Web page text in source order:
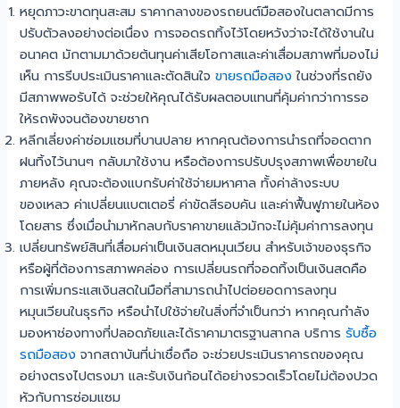
หยุดภาวะขาดทุนสะสม ราคากลางของรถยนต์มือสองในตลาดมีการ
ปรับตัวลงอย่างต่อเนื่อง การจอดรถทิ้งไว้โดยหวังว่าจะได้ใช้งานใน
อนาคต มักตามมาด้วยต้นทุนค่าเสียโอกาสและค่าเสื่อมสภาพที่มองไม่
เห็น การรีบประเมินราคาและตัดสินใจ ขายรถมือสองในช่วงที่รถยัง
มีสภาพพอรับได้ จะช่วยให้คุณได้รับผลตอบแทนที่คุ้มค่ากว่าการรอ
ให้รถพังจนต้องขายซาก
หลีกเลี่ยงค่าซ่อมแซมที่บานปลาย หากคุณต้องการนำรถที่จอดตาก
ฝนทิ้งไว้นานๆ กลับมาใช้งาน หรือต้องการปรับปรุงสภาพเพื่อขายใน
ภายหลัง คุณจะต้องแบกรับค่าใช้จ่ายมหาศาล ทั้งค่าล้างระบบ
ของเหลว ค่าเปลี่ยนแบตเตอรี่ ค่าขัดสีรอบคัน และค่าฟื้นฟูภายในห้อง
โดยสาร ซึ่งเมื่อนำมาหักลบกับราคาขายแล้วมักจะไม่คุ้มค่าการลงทุน
เปลี่ยนทรัพย์สินที่เสื่อมค่าเป็นเงินสดหมุนเวียน สำหรับเจ้าของธุรกิจ
หรือผู้ที่ต้องการสภาพคล่อง การเปลี่ยนรถที่จอดทิ้งเป็นเงินสดคือ
การเพิ่มกระแสเงินสดในมือที่สามารถนำไปต่อยอดการลงทุน
หมุนเวียนในธุรกิจ หรือนำไปใช้จ่ายในสิ่งที่จำเป็นกว่า หากคุณกำลัง
มองหาช่องทางที่ปลอดภัยและได้ราคามาตรฐานสากล บริการ รับซื้อ
รถมือสอง จากสถาบันที่น่าเชื่อถือ จะช่วยประเมินราคารถของคุณ
อย่างตรงไปตรงมา และรับเงินก้อนได้อย่างรวดเร็วโดยไม่ต้องปวด
หัวกับการซ่อมแซม